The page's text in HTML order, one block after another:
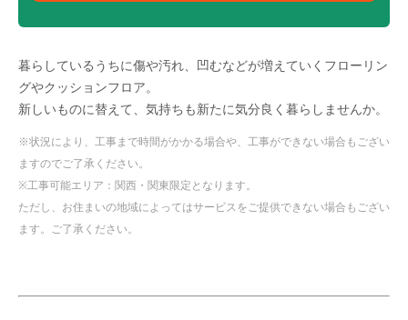
暮らしているうちに傷や汚れ、凹むなどが増えていくフローリン
グやクッションフロア。
新しいものに替えて、気持ちも新たに気分良く暮らしませんか。
※状況により、工事まで時間がかかる場合や、工事ができない場合もござい
ますのでご了承ください。
※工事可能エリア：関西・関東限定となります。
ただし、お住まいの地域によってはサービスをご提供できない場合もござい
ます。ご了承ください。